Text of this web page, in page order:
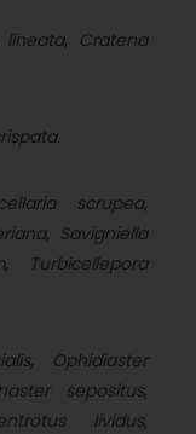
lineata, Cratena
.
scrupea,
, Savigniella
,
Turbicellepora
, Ophidiaster
sepositus,
lividus,